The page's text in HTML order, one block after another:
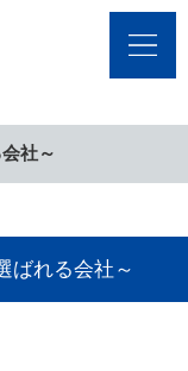
社～
ばれる会社～